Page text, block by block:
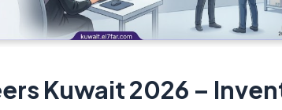
Kuwait 2026 –